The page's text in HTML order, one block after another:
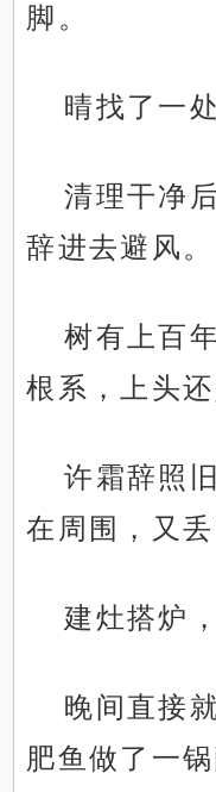
脚。
晴找了一
清理干净
辞进去避风。
树有上百
根系，上头
许霜辞照
在周围，又
建灶搭炉
晚间直接
肥鱼做了一